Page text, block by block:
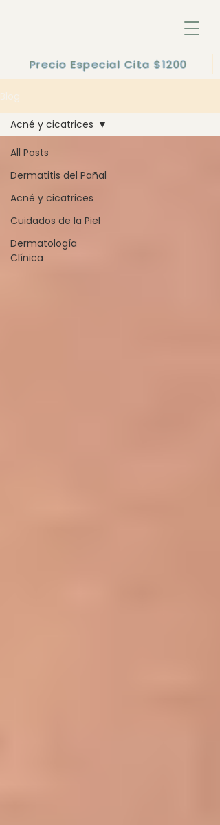
Precio Especial Cita $1200
Blog
All Posts
Dermatitis del Pañal
Acné y cicatrices
Cuidados de la Piel
Dermatología
Clínica
Acné y cicatrices